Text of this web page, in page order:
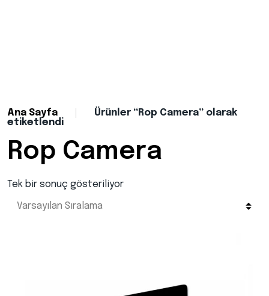
Ana Sayfa
Ürünler “Rop Camera” olarak
etiketlendi
Rop Camera
Tek bir sonuç gösteriliyor